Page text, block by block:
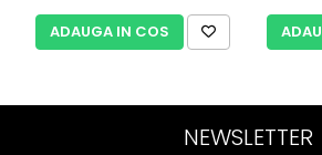
ADAUGA IN COS
NEWSLETTER